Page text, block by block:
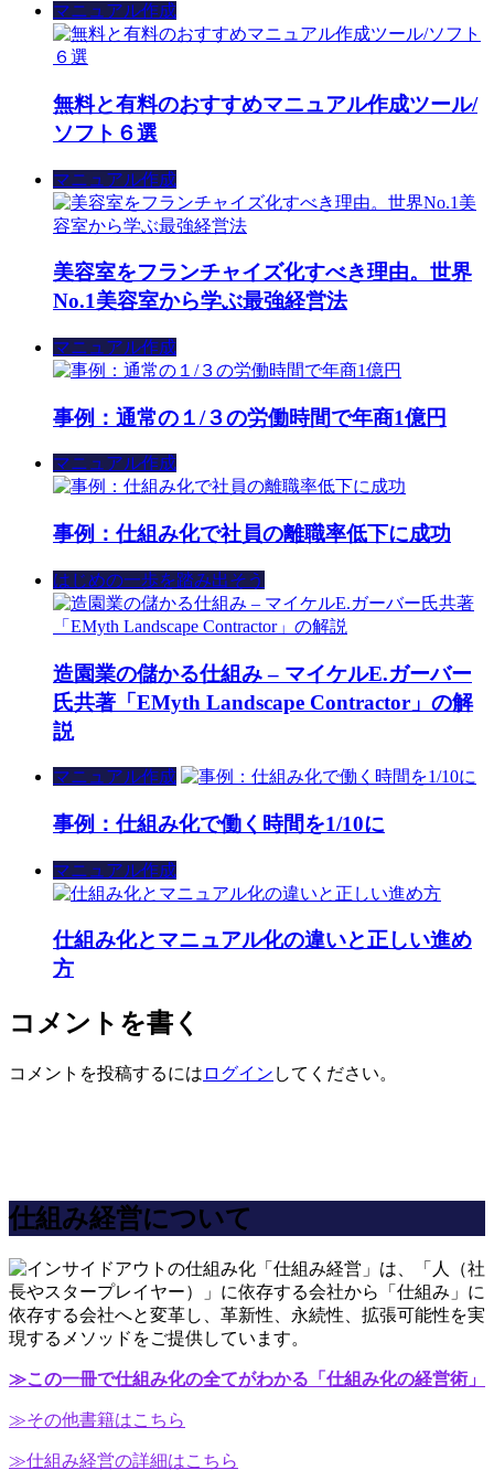
マニュアル作成
無料と有料のおすすめマニュアル作成ツール/
ソフト６選
マニュアル作成
美容室をフランチャイズ化すべき理由。世界
No.1美容室から学ぶ最強経営法
マニュアル作成
事例：通常の１/３の労働時間で年商1億円
マニュアル作成
事例：仕組み化で社員の離職率低下に成功
はじめの一歩を踏み出そう
造園業の儲かる仕組み – マイケルE.ガーバー
氏共著「EMyth Landscape Contractor」の解
説
マニュアル作成
事例：仕組み化で働く時間を1/10に
マニュアル作成
仕組み化とマニュアル化の違いと正しい進め
方
コメントを書く
コメントを投稿するには ログイン してください。
仕組み経営について
「仕組み経営」は、「人（社
長やスタープレイヤー）」に依存する会社から「仕組み」に
依存する会社へと変革し、革新性、永続性、拡張可能性を実
現するメソッドをご提供しています。
≫この一冊で仕組み化の全てがわかる「仕組み化の経営術」
≫その他書籍はこちら
≫仕組み経営の詳細はこちら